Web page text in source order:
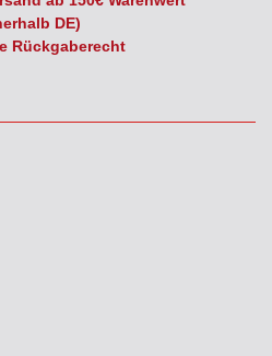
DE)
Rückgaberecht